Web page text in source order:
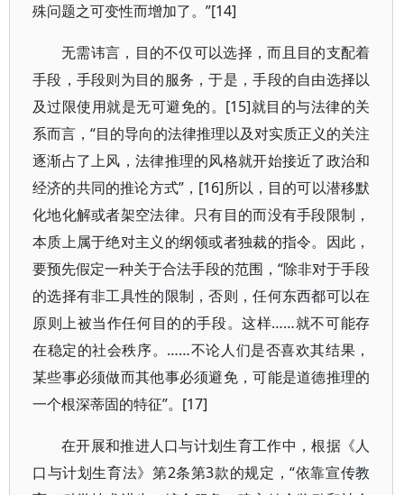
殊问题之可变性而增加了。”[14]
无需讳言，目的不仅可以选择，而且目的支配着
手段，手段则为目的服务，于是，手段的自由选择以
及过限使用就是无可避免的。[15]就目的与法律的关
系而言，“目的导向的法律推理以及对实质正义的关注
逐渐占了上风，法律推理的风格就开始接近了政治和
经济的共同的推论方式”，[16]所以，目的可以潜移默
化地化解或者架空法律。只有目的而没有手段限制，
本质上属于绝对主义的纲领或者独裁的指令。因此，
要预先假定一种关于合法手段的范围，“除非对于手段
的选择有非工具性的限制，否则，任何东西都可以在
原则上被当作任何目的的手段。这样……就不可能存
在稳定的社会秩序。……不论人们是否喜欢其结果，
某些事必须做而其他事必须避免，可能是道德推理的
一个根深蒂固的特征”。[17]
在开展和推进人口与计划生育工作中，根据《人
口与计划生育法》第2条第3款的规定，“依靠宣传教